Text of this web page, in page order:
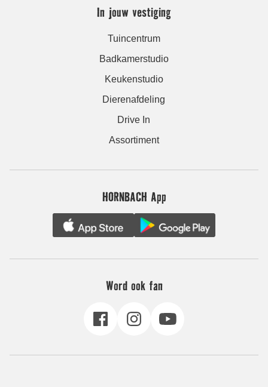
In jouw vestiging
Tuincentrum
Badkamerstudio
Keukenstudio
Dierenafdeling
Drive In
Assortiment
HORNBACH App
Word ook fan